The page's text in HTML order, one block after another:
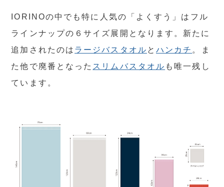
IORINOの中でも特に人気の「よくすう」はフル
ラインナップの６サイズ展開となります。新たに
追加されたのは ラージバスタオル とハンカチ 。ま
た他で廃番となった スリムバスタオル も唯一残し
ています。